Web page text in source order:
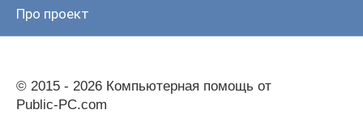
Про проект
© 2015 - 2026 Компьютерная помощь от
Public-PC.com